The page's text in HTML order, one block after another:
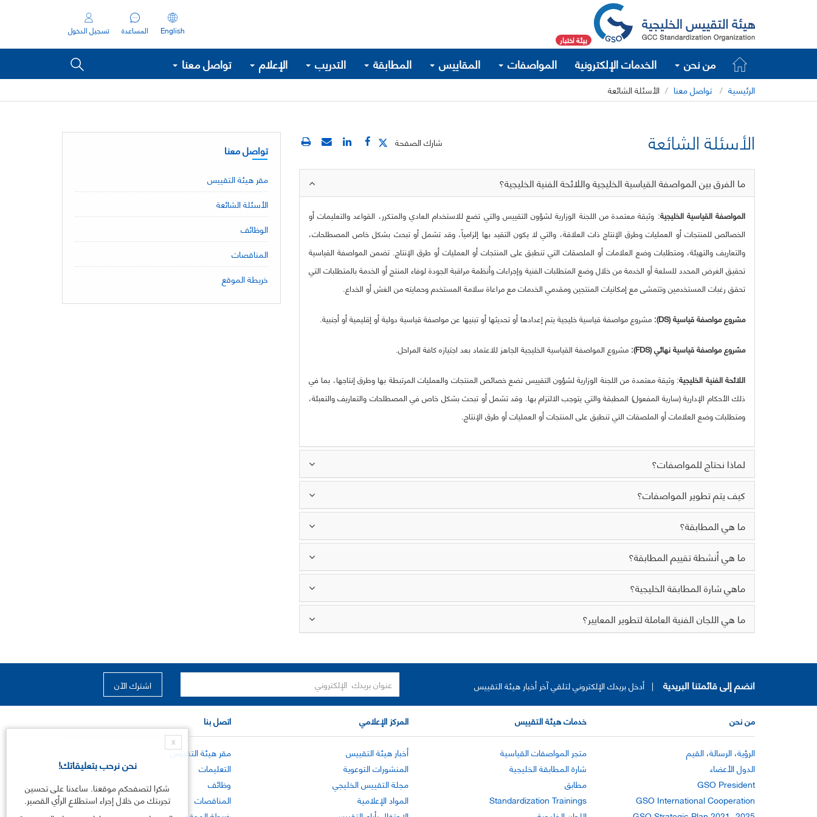
بيئة اختبار
English المساعدة تسجيل الدخول
من نحن الخدمات الإلكترونية المواصفات المقاييس المطابقة التدريب الإعلام تواصل معنا
الرئيسية تواصل معنا الأسئلة الشائعة
شارك الصفحة الأسئلة الشائعة
ما الفرق بين المواصفة القياسية الخليجية واللائحة الفنية الخليجية؟
المواصفة القياسية الخليجية: وثيقة معتمدة من اللجنة الوزارية لشؤون التقييس والتي تضع للاستخدام العادي والمتكرر، القواعد والتعليمات أو
الخصائص للمنتجات أو العمليات وطرق الإنتاج ذات العلاقة، والتي لا يكون التقيد بها إلزامياً، وقد تشمل أو تبحث بشكل خاص المصطلحات،
والتعاريف والتهيئة، ومتطلبات وضع العلامات أو الملصقات التي تنطبق على المنتجات أو العمليات أو طرق الإنتاج. تضمن المواصفة القياسية
تحقيق الغرض المحدد للسلعة أو الخدمة من خلال وضع المتطلبات الفنية وإجراءات وأنظمة مراقبة الجودة لوفاء المنتج أو الخدمة بالمتطلبات التي
تحقق رغبات المستخدمين وتتمشى مع إمكانيات المنتجين ومقدمي الخدمات مع مراعاة سلامة المستخدم وحمايته من الغش أو الخداع.
مشروع مواصفة قياسية (DS): مشروع مواصفة قياسية خليجية يتم إعدادها أو تحديثها أو تبنيها عن مواصفة قياسية دولية أو إقليمية أو أجنبية.
مشروع مواصفة قياسية نهائي (FDS): مشروع المواصفة القياسية الخليجية الجاهز للاعتماد بعد اجتيازه كافة المراحل.
اللائحة الفنية الخليجية: وثيقة معتمدة من اللجنة الوزارية لشؤون التقييس تضع خصائص المنتجات والعمليات المرتبطة بها وطرق إنتاجها، بما في
ذلك الأحكام الإدارية (سارية المفعول) المطبقة والتي يتوجب الالتزام بها. وقد تشمل أو تبحث بشكل خاص في المصطلحات والتعاريف والتعبئة،
ومتطلبات وضع العلامات أو الملصقات التي تنطبق على المنتجات أو العمليات أو طرق الإنتاج.
لماذا نحتاج للمواصفات؟
كيف يتم تطوير المواصفات؟
ما هي المطابقة؟
ما هي أنشطة تقييم المطابقة؟
ماهي شارة المطابقة الخليجية؟
ما هي اللجان الفنية العاملة لتطوير المعايير؟
تواصل معنا
مقر هيئة التقييس
الأسئلة الشائعة
الوظائف
المناقصات
خريطة الموقع
انضم إلى قائمتنا البريدية | أدخل بريدك الإلكتروني لتلقي آخر أخبار هيئة التقييس
من نحن
الرؤية، الرسالة، القيم
الدول الأعضاء
GSO President
GSO International Cooperation
خدمات هيئة التقييس
متجر المواصفات القياسية
شارة المطابقة الخليجية
مطابق
Standardization Trainings
المركز الإعلامي
أخبار هيئة التقييس
المنشورات التوعوية
مجلة التقييس الخليجي
المواد الإعلامية
اتصل بنا
مقر هيئة التقييس
التعليمات
وظائف
المناقصات
X
نحن نرحب بتعليقاتك!
شكرا لتصفحكم موقعنا. ساعدنا على تحسين
تجربتك من خلال إجراء استطلاع الرأي القصير.